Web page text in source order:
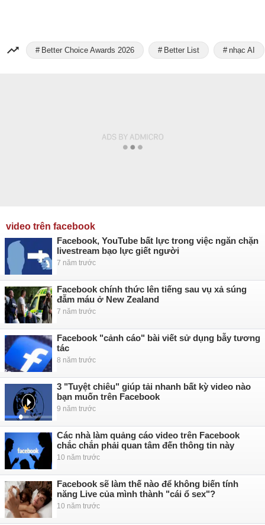
Better Choice Awards 2026 Better List nhạc AI
video trên facebook
Facebook, YouTube bất lực trong việc ngăn chặn
livestream bạo lực giết người
7 năm trước
Facebook chính thức lên tiếng sau vụ xả súng
đẫm máu ở New Zealand
7 năm trước
Facebook "cảnh cáo" bài viết sử dụng bẫy tương
tác
8 năm trước
3 "Tuyệt chiêu" giúp tải nhanh bất kỳ video nào
bạn muốn trên Facebook
9 năm trước
Các nhà làm quảng cáo video trên Facebook
chắc chắn phải quan tâm đến thông tin này
10 năm trước
Facebook sẽ làm thế nào để không biến tính
năng Live của mình thành "cái ổ sex"?
10 năm trước